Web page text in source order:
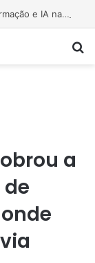
TSE cria conselho para monitorar desinformação e IA nas eleições
a